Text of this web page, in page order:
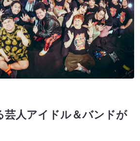
芸人アイドル＆バンドが